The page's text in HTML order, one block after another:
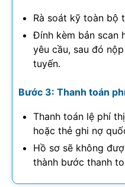
Rà soát kỹ toàn bộ
Đính kèm bản scan
yêu cầu, sau đó
tuyến.
Bước 3: Thanh toán
Thanh toán lệ phí
hoặc thẻ ghi nợ
Hồ sơ sẽ không
thành bước thanh